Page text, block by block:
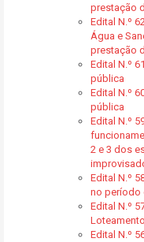
prestação
Edital N.º
Água e
prestação
Edital N.º
pública
Edital N.º
pública
Edital N.º
2 e 3 dos
Edital N.º
no período
Edital N.º
Loteamento
Edital N.º